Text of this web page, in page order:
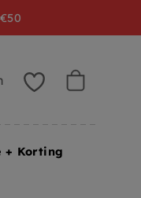
+ Korting